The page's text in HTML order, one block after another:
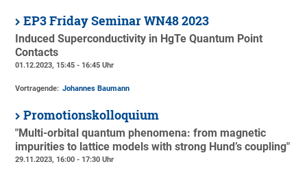
EP3 Friday Seminar WN48 2023
Induced Superconductivity in HgTe Quantum Point
Contacts
01.12.2023, 15:45 - 16:45 Uhr
Vortragende: Johannes Baumann
Promotionskolloquium
"Multi-orbital quantum phenomena: from magnetic
impurities to lattice models with strong Hund’s coupling"
29.11.2023, 16:00 - 17:30 Uhr